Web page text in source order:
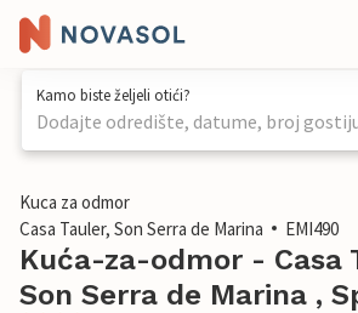
Kamo biste željeli otići?
Dodajte odredište, datume, broj
1 / 37
Kuca za odmor
Casa Tauler, Son Serra de Marina
EMI490
Kuća-za-odmor - Casa
Son Serra de Marina ,